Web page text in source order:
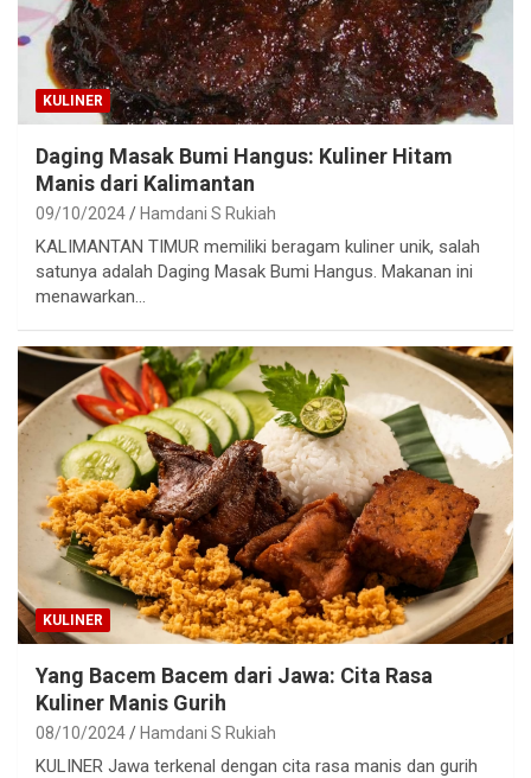
KULINER
Daging Masak Bumi Hangus: Kuliner Hitam
Manis dari Kalimantan
09/10/2024 Hamdani S Rukiah
KALIMANTAN TIMUR memiliki beragam kuliner unik, salah
satunya adalah Daging Masak Bumi Hangus. Makanan ini
menawarkan…
KULINER
Yang Bacem Bacem dari Jawa: Cita Rasa
Kuliner Manis Gurih
08/10/2024 Hamdani S Rukiah
KULINER Jawa terkenal dengan cita rasa manis dan gurih